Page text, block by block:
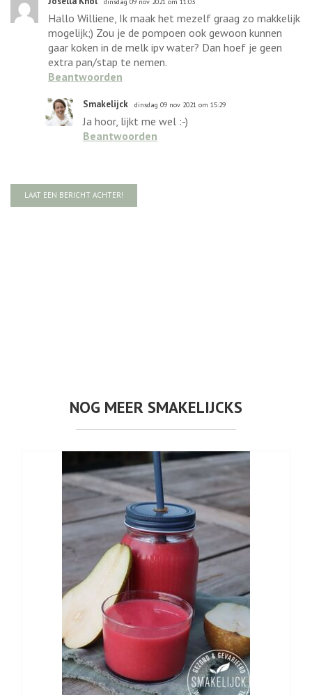
Hallo Williene, Ik maak het mezelf graag zo makkelijk
mogelijk;) Zou je de pompoen ook gewoon kunnen
gaar koken in de melk ipv water? Dan hoef je geen
extra pan/stap te nemen.
Beantwoorden
Smakelijck dinsdag 09 nov 2021 om 15:29
Ja hoor, lijkt me wel :-)
Beantwoorden
LAAT EEN BERICHT ACHTER!
NOG MEER SMAKELIJCKS